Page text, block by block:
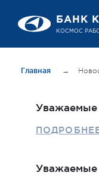
Главная →
Уважаемые